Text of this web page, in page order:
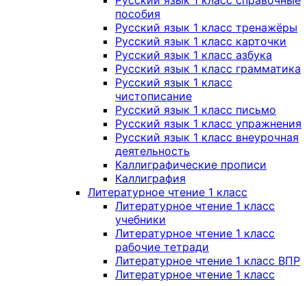
пособия
Русский язык 1 класс тренажёры
Русский язык 1 класс карточки
Русский язык 1 класс азбука
Русский язык 1 класс грамматика
Русский язык 1 класс
чистописание
Русский язык 1 класс письмо
Русский язык 1 класс упражнения
Русский язык 1 класс внеурочная
деятельность
Каллиграфические прописи
Каллиграфия
Литературное чтение 1 класс
Литературное чтение 1 класс
учебники
Литературное чтение 1 класс
рабочие тетради
Литературное чтение 1 класс ВПР
Литературное чтение 1 класс